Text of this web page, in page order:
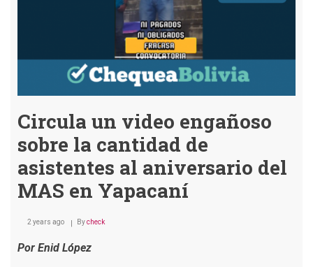
Circula un video engañoso
sobre la cantidad de
asistentes al aniversario del
MAS en Yapacaní
2 years ago Bycheck
Por Enid López